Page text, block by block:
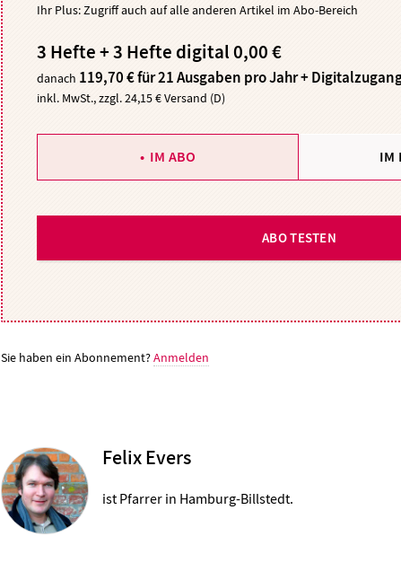
Ihr Plus: Zugriff auch auf alle anderen Artikel im Abo-Bereich
3 Hefte + 3 Hefte digital 0,00 €
danach 119,70 € für 21 Ausgaben pro Jahr +
inkl. MwSt., zzgl. 24,15 € Versand (D)
IM ABO IM
ABO TESTEN
Sie haben ein Abonnement?Anmelden
Felix Evers
ist Pfarrer in Hamburg-Billstedt.